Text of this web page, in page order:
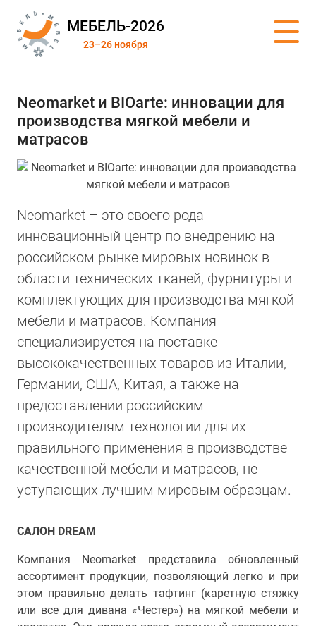
МЕБЕЛЬ-2026
23–26 ноября
Neomarket и BIOarte: инновации для
производства мягкой мебели и
матрасов
Neomarket – это своего рода
инновационный центр по внедрению на
российском рынке мировых новинок в
области технических тканей, фурнитуры и
комплектующих для производства мягкой
мебели и матрасов. Компания
специализируется на поставке
высококачественных товаров из Италии,
Германии, США, Китая, а также на
предоставлении российским
производителям технологии для их
правильного применения в производстве
качественной мебели и матрасов, не
уступающих лучшим мировым образцам.
САЛОН DREAM
Компания Neomarket представила обновленный
ассортимент продукции, позволяющий легко и при
этом правильно делать тафтинг (каретную стяжку
или все для дивана «Честер») на мягкой мебели и